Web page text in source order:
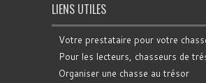
LIENS UTILES
Votre prestataire pour votre
Pour les lecteurs, chasseurs de
Organiser une chasse au trésor